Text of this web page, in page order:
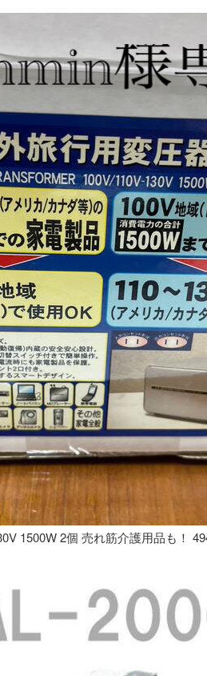
1500W 2個 売れ筋介護用品も！